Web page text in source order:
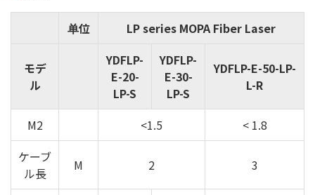
单位 LP series MOPA Fiber Laser
モデ
ル
YDFLP-
E-20-
LP-S
YDFLP-
E-30-
LP-S
YDFLP-E-50-LP-
L-R
M2 <1.5
< 1.8
ケーブ
ル長
M 2 3